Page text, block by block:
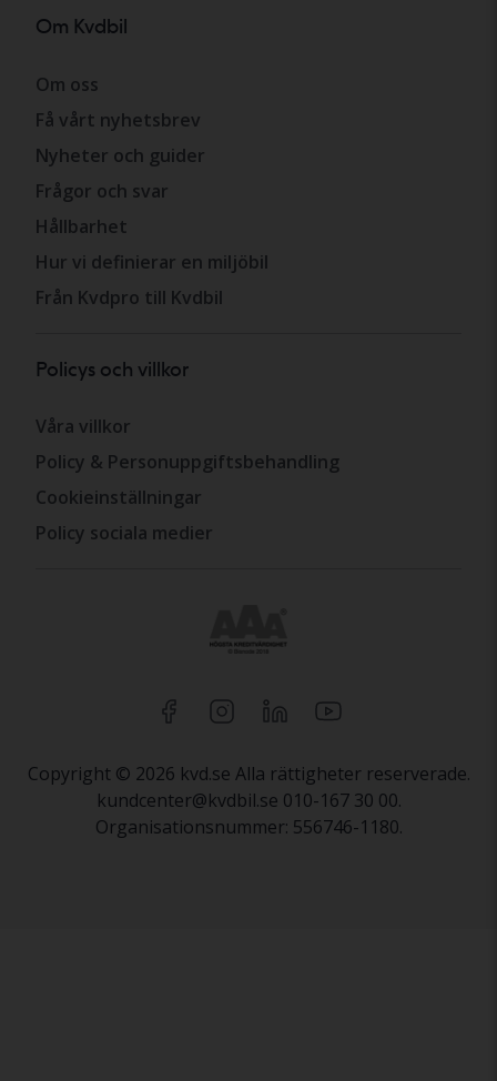
Om Kvdbil
Om oss
Få vårt nyhetsbrev
Nyheter och guider
Frågor och svar
Hållbarhet
Hur vi definierar en miljöbil
Från Kvdpro till Kvdbil
Policys och villkor
Våra villkor
Policy & Personuppgiftsbehandling
Cookieinställningar
Policy sociala medier
Copyright © 2026 kvd.se Alla rättigheter reserverade.
kundcenter@kvdbil.se 010-167 30 00.
Organisationsnummer: 556746-1180.